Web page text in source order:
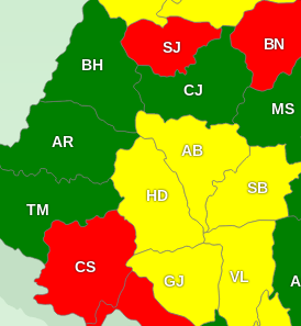
AR
BH
CS
TM
SJ
SB
VL
MS
CJ
HD
AB
BN
GJ